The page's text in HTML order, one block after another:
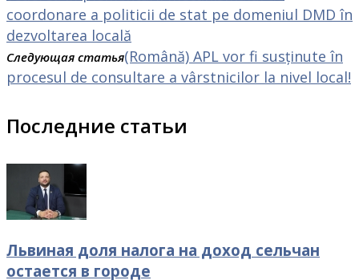
coordonare a politicii de stat pe domeniul DMD în
dezvoltarea locală
Следующая статья(Română) APL vor fi susținute în
procesul de consultare a vârstnicilor la nivel local!
Последние статьи
Львиная доля налога на доход сельчан
остается в городе